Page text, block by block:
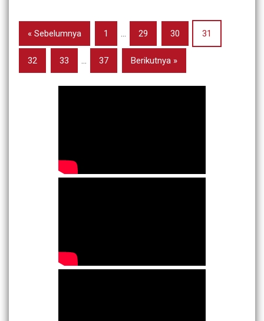
« Sebelumnya 1 … 29 30 31
32 33 … 37 Berikutnya »